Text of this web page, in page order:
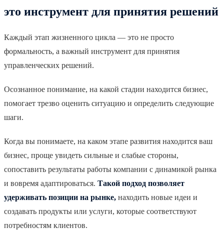
это инструмент для принятия решений
Каждый этап жизненного цикла — это не просто
формальность, а важный инструмент для принятия
управленческих решений.
Осознанное понимание, на какой стадии находится бизнес,
помогает трезво оценить ситуацию и определить следующие
шаги.
Когда вы понимаете, на каком этапе развития находится ваш
бизнес, проще увидеть сильные и слабые стороны,
сопоставить результаты работы компании с динамикой рынка
и вовремя адаптироваться. Такой подход позволяет
удерживать позиции на рынке, находить новые идеи и
создавать продукты или услуги, которые соответствуют
потребностям клиентов.